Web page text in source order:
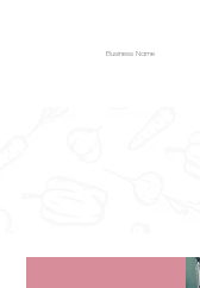
Business Name